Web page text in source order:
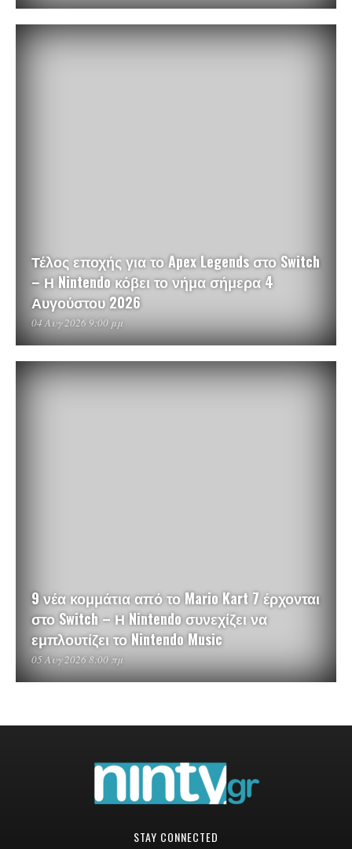
Τέλος εποχής για το Apex Legends στο Switch
– Η Nintendo κόβει το νήμα σήμερα 4
Αυγούστου 2026
04 Αυγ 2026 9:00 μμ
9 νέα κομμάτια από το Mario Kart 7 έρχονται
στο Switch – Η Nintendo συνεχίζει να
εμπλουτίζει το Nintendo Music
05 Αυγ 2026 8:00 πμ
STAY CONNECTED